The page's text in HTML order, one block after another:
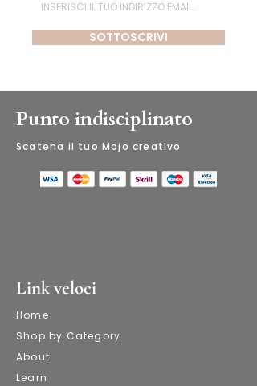
SOTTOSCRIVI
Punto indisciplinato
​Scatena il tuo Mojo creativo
Link veloci
Home
Shop by Category
About
Learn